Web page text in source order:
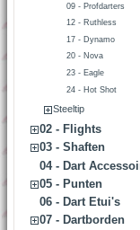
09 - Profdarters
12 - Ruthless
17 - Dynamo
20 - Nova
23 - Eagle
24 - Hot Shot
Steeltip
02 - Flights
03 - Shaften
04 - Dart
05 - Punten
06 - Dart Etui's
07 - Dartborden